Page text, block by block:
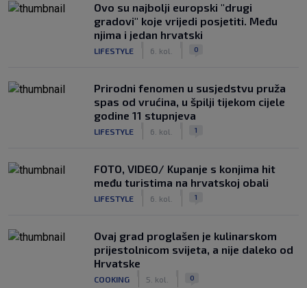
Ovo su najbolji europski "drugi
gradovi" koje vrijedi posjetiti. Među
njima i jedan hrvatski
LIFESTYLE 6. kol. 0
Prirodni fenomen u susjedstvu pruža
spas od vrućina, u špilji tijekom cijele
godine 11 stupnjeva
LIFESTYLE 6. kol. 1
FOTO, VIDEO/ Kupanje s konjima hit
među turistima na hrvatskoj obali
LIFESTYLE 6. kol. 1
Ovaj grad proglašen je kulinarskom
prijestolnicom svijeta, a nije daleko od
Hrvatske
COOKING 5. kol. 0